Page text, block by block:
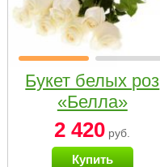
Букет белых роз
«Белла»
2 420 руб.
Купить